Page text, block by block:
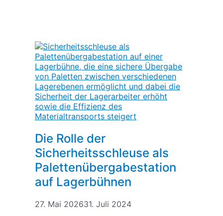
Die Rolle der
Sicherheitsschleuse als
Palettenübergabestation
auf Lagerbühnen
27. Mai 202631. Juli 2024